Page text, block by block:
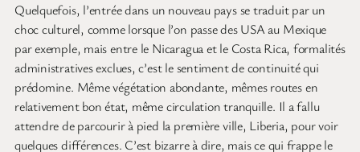
Quelquefois, l’entrée dans un nouveau pays se traduit par un
choc culturel, comme lorsque l’on passe des USA au Mexique
par exemple, mais entre le Nicaragua et le Costa Rica, formalités
administratives exclues, c’est le sentiment de continuité qui
prédomine. Même végétation abondante, mêmes routes en
relativement bon état, même circulation tranquille. Il a fallu
attendre de parcourir à pied la première ville, Liberia, pour voir
quelques différences. C’est bizarre à dire, mais ce qui frappe le